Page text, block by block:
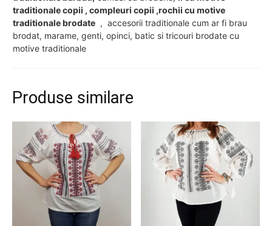
traditionale copii , compleuri copii ,rochii cu motive
traditionale brodate , accesorii traditionale cum ar fi brau
brodat, marame, genti, opinci, batic si tricouri brodate cu
motive traditionale
Produse similare